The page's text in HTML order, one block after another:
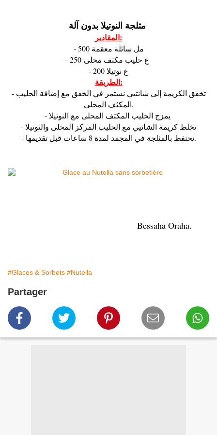
المقادير:
- 500 مل سائلة معقمة
- 200 غ نوتيلا
الطريقة:
- تخفق الكريمة إلى شانتيي نستمر في الخفق مع إضافة الحليب
المكثف المحلى.
- تخلط كريمة الشانيي مع الحليب المركز المحلى والنوتيلا
- نحتفظ بالمثلجة في المجمد لمدة 8 ساعات قبل تقديمها.
Bessaha Oraha.
#Glaces & Sorbets #Nutella
Partager